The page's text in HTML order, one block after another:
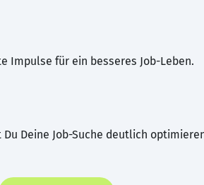
Impulse für ein besseres Job-Leben.
Deine Job-Suche deutlich